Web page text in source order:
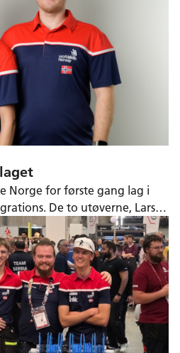
Norge for første gang lag i
De to utøverne, Lars
Johan Brobakken, melder
konkurranse. Likevel har de
til VM i Shanghai.